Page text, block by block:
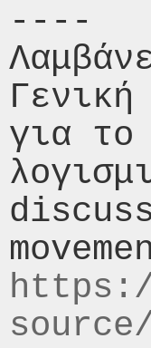
----
για το